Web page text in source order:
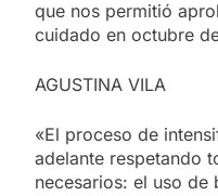
que nos permitió
cuidado en octubre
AGUSTINA VILA
«El proceso de
adelante respetando
necesarios: el uso de